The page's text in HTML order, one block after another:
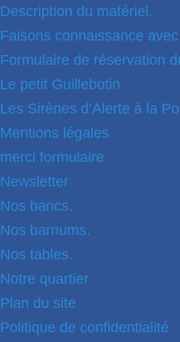
Description du matériel.
Faisons connaissance
Formulaire de réservation
Le petit Guillebotin
Les Sirènes d’Alerte à la
Mentions légales
merci formulaire
Newsletter
Nos bancs.
Nos barnums.
Nos tables.
Notre quartier
Plan du site
Politique de confidentialité